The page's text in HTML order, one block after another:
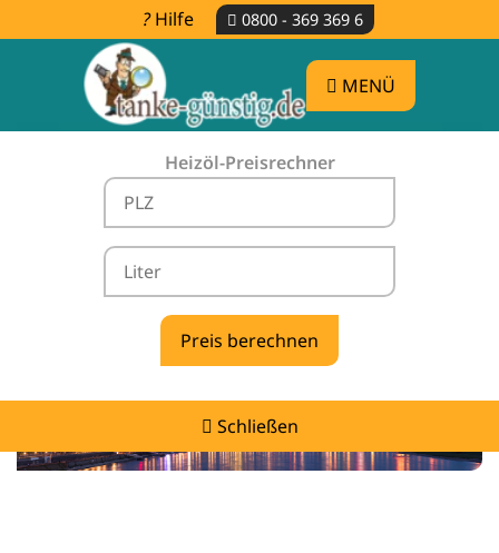
Hilfe 0800 - 369 369 6
MENÜ
Heizöl-Preisrechner
Schließen
Heizölpreise Niederkrüchten -
vergleichen & günstig tanken